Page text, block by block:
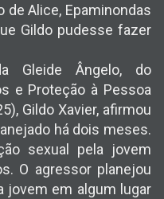
de Alice, Epaminondas
Gildo pudesse fazer
Gleide Ângelo, do
e Proteção à Pessoa
Gildo Xavier, afirmou
há dois meses.
sexual pela jovem
O agressor planejou
jovem em algum lugar